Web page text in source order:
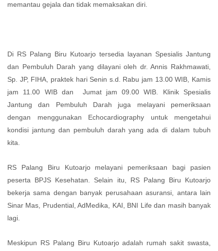
memantau gejala dan tidak memaksakan diri.
Di RS Palang Biru Kutoarjo tersedia layanan Spesialis Jantung
dan Pembuluh Darah yang dilayani oleh dr. Annis Rakhmawati,
Sp. JP, FIHA, praktek hari Senin s.d. Rabu jam 13.00 WIB, Kamis
jam 11.00 WIB dan Jumat jam 09.00 WIB. Klinik Spesialis
Jantung dan Pembuluh Darah juga melayani pemeriksaan
dengan menggunakan Echocardiography untuk mengetahui
kondisi jantung dan pembuluh darah yang ada di dalam tubuh
kita.
RS Palang Biru Kutoarjo melayani pemeriksaan bagi pasien
peserta BPJS Kesehatan. Selain itu, RS Palang Biru Kutoarjo
bekerja sama dengan banyak perusahaan asuransi, antara lain
Sinar Mas, Prudential, AdMedika, KAI, BNI Life dan masih banyak
lagi.
Meskipun RS Palang Biru Kutoarjo adalah rumah sakit swasta,